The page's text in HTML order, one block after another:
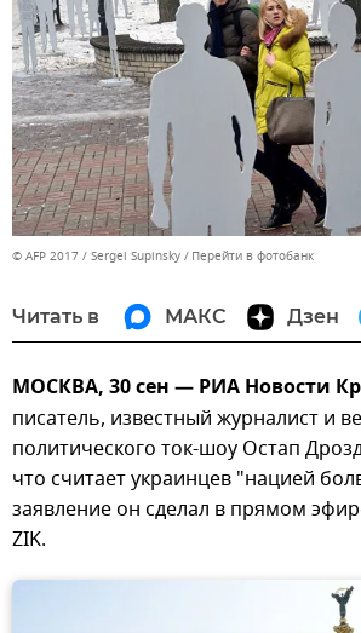
© AFP 2017 / Sergei Supinsky Перейти в фотобанк
Читать в МАКС Дзен
МОСКВА, 30 сен — РИА Новости
писатель, известный журналист и
политического ток-шоу Остап
что считает украинцев "нацией
заявление он сделал в прямом
ZIK.